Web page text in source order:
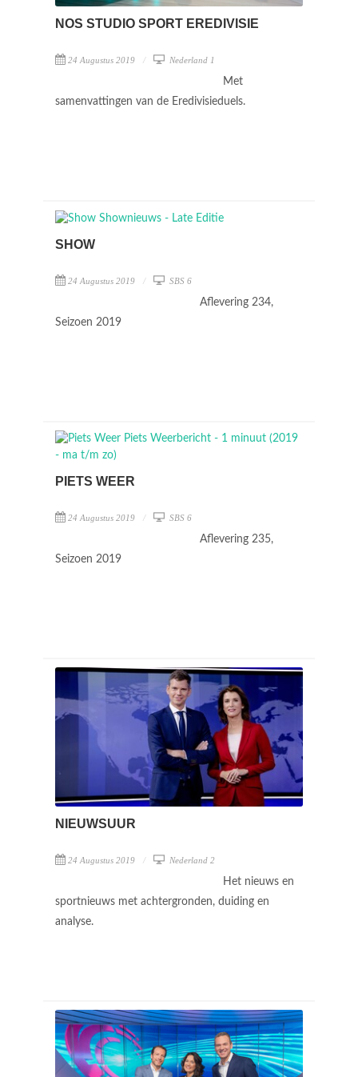
NOS STUDIO SPORT EREDIVISIE
24 Augustus 2019 Nederland 1
Met
samenvattingen van de Eredivisieduels.
SHOW
24 Augustus 2019 SBS 6
Aflevering 234,
Seizoen 2019
PIETS WEER
24 Augustus 2019 SBS 6
Aflevering 235,
Seizoen 2019
NIEUWSUUR
24 Augustus 2019 Nederland 2
Het nieuws en
sportnieuws met achtergronden, duiding en
analyse.